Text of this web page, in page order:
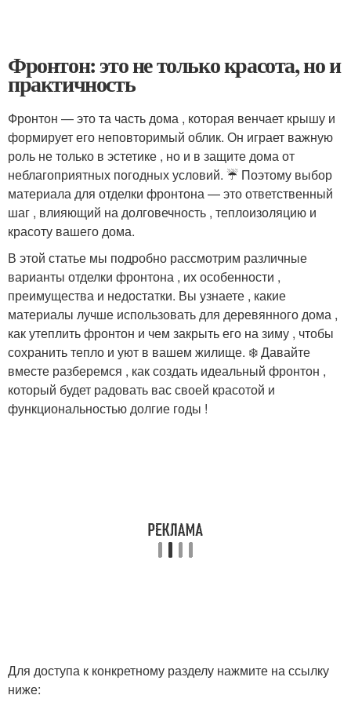
Фронтон: это не только красота, но и
практичность
Фронтон — это та часть дома , которая венчает крышу и
формирует его неповторимый облик. Он играет важную
роль не только в эстетике , но и в защите дома от
неблагоприятных погодных условий. ☔️ Поэтому выбор
материала для отделки фронтона — это ответственный
шаг , влияющий на долговечность , теплоизоляцию и
красоту вашего дома.
В этой статье мы подробно рассмотрим различные
варианты отделки фронтона , их особенности ,
преимущества и недостатки. Вы узнаете , какие
материалы лучше использовать для деревянного дома ,
как утеплить фронтон и чем закрыть его на зиму , чтобы
сохранить тепло и уют в вашем жилище. ❄️ Давайте
вместе разберемся , как создать идеальный фронтон ,
который будет радовать вас своей красотой и
функциональностью долгие годы !
Для доступа к конкретному разделу нажмите на ссылку
ниже: